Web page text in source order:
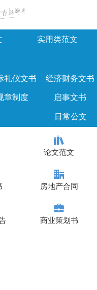
实用类范文
礼仪文书 经济财务文书
章制度 启事文书
日常公文
论文范文
房地产合同
商业策划书